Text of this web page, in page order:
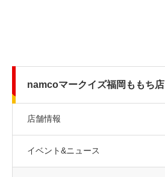
namcoマークイズ福岡ももち店
店舗情報
イベント&ニュース